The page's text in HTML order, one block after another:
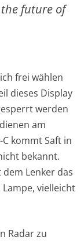
future of
frei wählen
dieses Display
werden
am
kommt Saft in
bekannt.
Lenker das
vielleicht
Radar zu